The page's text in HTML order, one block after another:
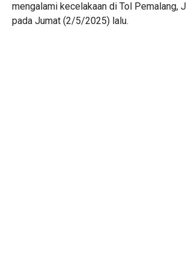
mengalami kecelakaan di Tol Pemalang,
pada Jumat (2/5/2025) lalu.